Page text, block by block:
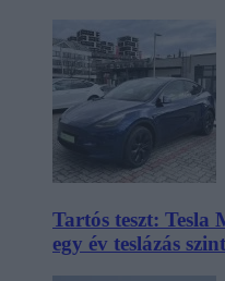
Tartós teszt: Tesla
egy év teslázás